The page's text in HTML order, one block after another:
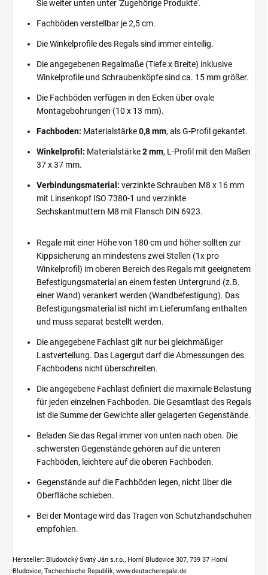
Sie weiter unten unter 'Zugehörige Produkte'.
Fachböden verstellbar je 2,5 cm.
Die Winkelprofile des Regals sind immer einteilig.
Die angegebenen Regalmaße (Tiefe x Breite) inklusive
Winkelprofile und Schraubenköpfe sind ca. 15 mm größer.
Die Fachböden verfügen in den Ecken über ovale
Montagebohrungen (10 x 13 mm).
Fachboden: Materialstärke0,8 mm, als G-Profil gekantet.
Winkelprofil: Materialstärke2 mm, L-Profil mit den Maßen
37 x 37 mm.
Verbindungsmaterial: verzinkte Schrauben M8 x 16 mm
mit Linsenkopf ISO 7380-1 und verzinkte
Sechskantmuttern M8 mit Flansch DIN 6923.
Regale mit einer Höhe von 180 cm und höher sollten zur
Kippsicherung an mindestens zwei Stellen (1x pro
Winkelprofil) im oberen Bereich des Regals mit geeignetem
Befestigungsmaterial an einem festen Untergrund (z.B.
einer Wand) verankert werden (Wandbefestigung). Das
Befestigungsmaterial ist nicht im Lieferumfang enthalten
und muss separat bestellt werden.
Die angegebene Fachlast gilt nur bei gleichmäßiger
Lastverteilung. Das Lagergut darf die Abmessungen des
Fachbodens nicht überschreiten.
Die angegebene Fachlast definiert die maximale Belastung
für jeden einzelnen Fachboden. Die Gesamtlast des Regals
ist die Summe der Gewichte aller gelagerten Gegenstände.
Beladen Sie das Regal immer von unten nach oben. Die
schwersten Gegenstände gehören auf die unteren
Fachböden, leichtere auf die oberen Fachböden.
Gegenstände auf die Fachböden legen, nicht über die
Oberfläche schieben.
Bei der Montage wird das Tragen von Schutzhandschuhen
empfohlen.
Hersteller: Bludovický Svatý Ján s.r.o., Horní Bludovice 307, 739 37 Horní
Bludovice, Tschechische Republik, www.deutscheregale.de